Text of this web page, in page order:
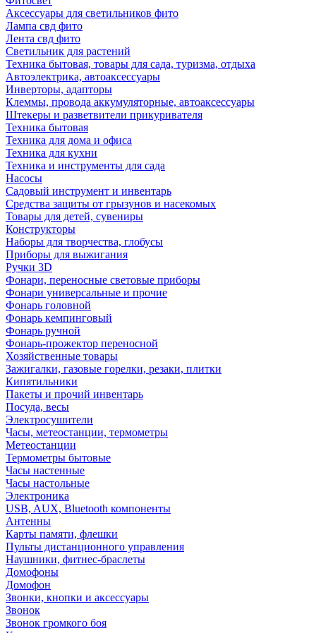
Аксессуары для светильников фито
Лампа свд фито
Лента свд фито
Светильник для растений
Техника бытовая, товары для сада, туризма, отдыха
Автоэлектрика, автоаксессуары
Инверторы, адапторы
Клеммы, провода аккумуляторные, автоаксессуары
Штекеры и разветвители прикуривателя
Техника бытовая
Техника для дома и офиса
Техника для кухни
Техника и инструменты для сада
Насосы
Садовый инструмент и инвентарь
Средства защиты от грызунов и насекомых
Товары для детей, сувениры
Конструкторы
Наборы для творчества, глобусы
Приборы для выжигания
Ручки 3D
Фонари, переносные световые приборы
Фонари универсальные и прочие
Фонарь головной
Фонарь кемпинговый
Фонарь ручной
Фонарь-прожектор переносной
Хозяйственные товары
Зажигалки, газовые горелки, резаки, плитки
Кипятильники
Пакеты и прочий инвентарь
Посуда, весы
Электросушители
Часы, метеостанции, термометры
Метеостанции
Термометры бытовые
Часы настенные
Часы настольные
Электроника
USB, AUX, Bluetooth компоненты
Антенны
Карты памяти, флешки
Пульты дистанционного управления
Наушники, фитнес-браслеты
Домофоны
Домофон
Звонки, кнопки и аксессуары
Звонок
Звонок громкого боя